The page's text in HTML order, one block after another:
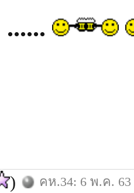
......
) คห.34: 6 พ.ค. 63